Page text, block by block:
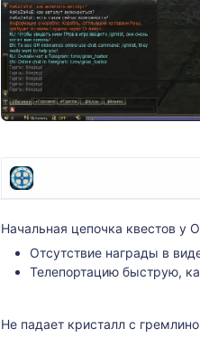
Начальная цепочка квестов у
Отсутствие награды в
Телепортацию быструю,
Не падает кристалл с